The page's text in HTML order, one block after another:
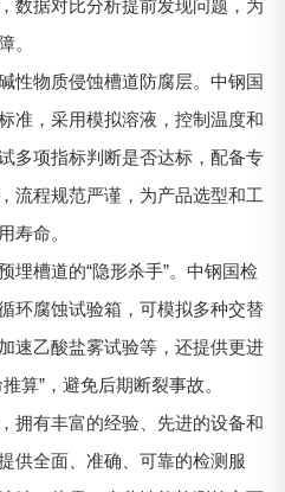
数据对比分析提前发现问题，为
。
性物质侵蚀槽道防腐层。中钢国
准，采用模拟溶液，控制温度和
多项指标判断是否达标，配备专
流程规范严谨，为产品选型和工
寿命。
埋槽道的“隐形杀手”。中钢国检
环腐蚀试验箱，可模拟多种交替
速乙酸盐雾试验等，还提供更进
算”，避免后期断裂事故。
拥有丰富的经验、先进的设备和
供全面、准确、可靠的检测服